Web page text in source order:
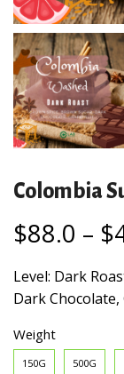
Colombia
$88.0 – $
Level: Dark
Dark
Weight
150G 500G